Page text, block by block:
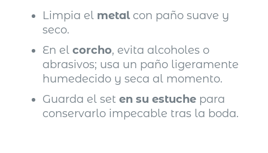
Limpia el metalcon paño suave y
seco.
En elcorcho, evita alcoholes o
abrasivos; usa un paño ligeramente
humedecido y seca al momento.
Guarda el seten su estuche para
conservarlo impecable tras la boda.